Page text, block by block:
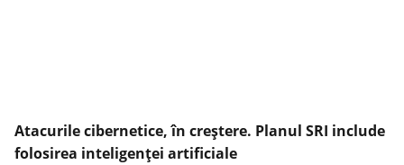
Atacurile cibernetice, în creștere. Planul SRI include
folosirea inteligenței artificiale